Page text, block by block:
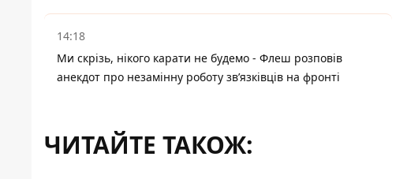
14:18
Ми скрізь, нікого карати не будемо - Флеш розповів
анекдот про незамінну роботу зв’язківців на фронті
ЧИТАЙТЕ ТАКОЖ: